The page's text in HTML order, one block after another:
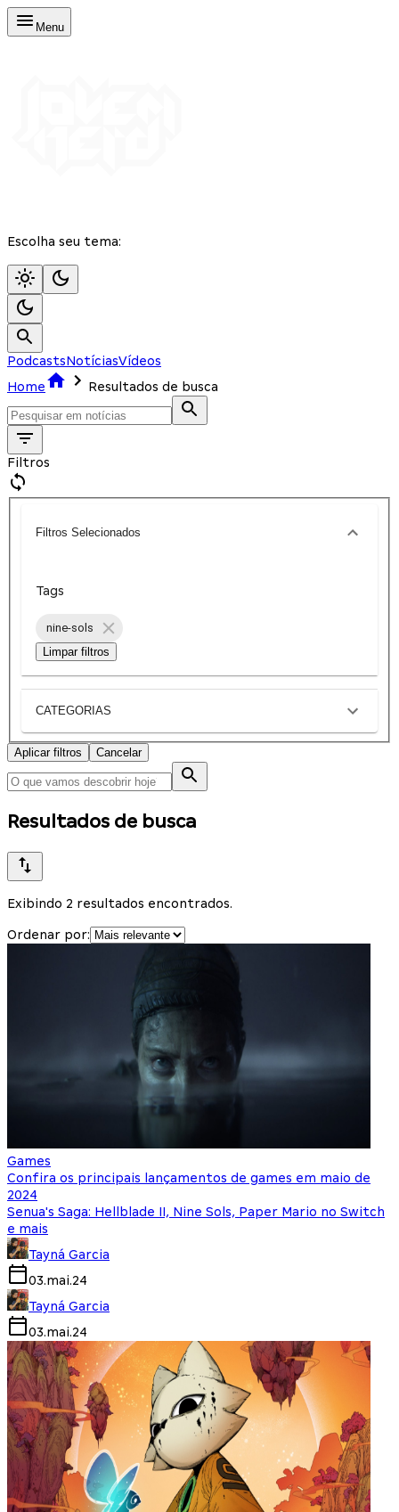
Menu
Escolha seu tema:
PodcastsNotíciasVídeos
Home
Resultados de busca
Filtros
Filtros Selecionados
Tags
nine-sols
Limpar filtros
CATEGORIAS
Aplicar filtros Cancelar
Resultados de busca
Exibindo 2 resultados encontrados.
Ordenar por:
Games
Confira os principais lançamentos de games em maio de
2024
Senua's Saga: Hellblade II, Nine Sols, Paper Mario no Switch
e mais
Tayná Garcia
03.mai.24
Tayná Garcia
03.mai.24